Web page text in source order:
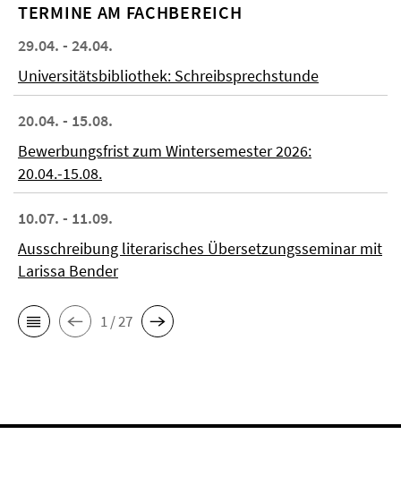
TERMINE AM FACHBEREICH
29.04. - 24.04.
Universitätsbibliothek: Schreibsprechstunde
20.04. - 15.08.
Bewerbungsfrist zum Wintersemester 2026:
20.04.-15.08.
10.07. - 11.09.
Ausschreibung literarisches Übersetzungsseminar mit
Larissa Bender
1 / 27